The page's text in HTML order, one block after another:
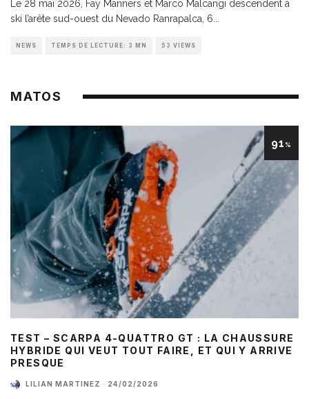
Le 28 mai 2026, Fay Manners et Marco Malcangi descendent à
ski l’arête sud-ouest du Nevado Ranrapalca, 6
NEWS TEMPS DE LECTURE: 3 MN 53 VIEWS
MATOS
91 %
TEST – SCARPA 4-QUATTRO GT : LA CHAUSSURE
HYBRIDE QUI VEUT TOUT FAIRE, ET QUI Y ARRIVE
PRESQUE
LILIAN MARTINEZ · 24/02/2026